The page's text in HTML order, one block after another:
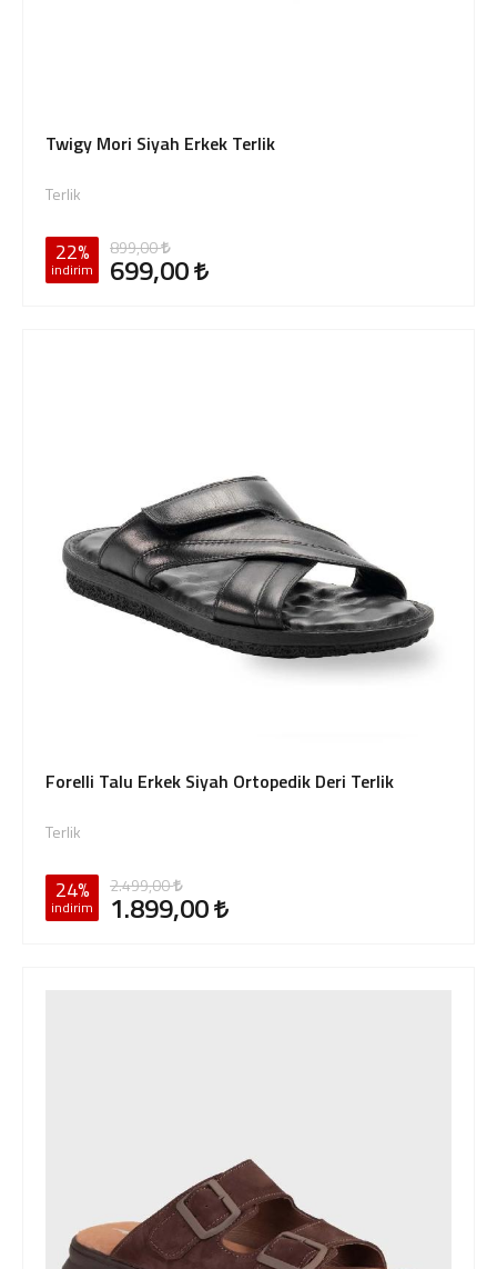
Twigy Mori Siyah Erkek Terlik
Terlik
22%
indirim
899,00
699,00
Forelli Talu Erkek Siyah Ortopedik Deri Terlik
Terlik
24%
indirim
2.499,00
1.899,00